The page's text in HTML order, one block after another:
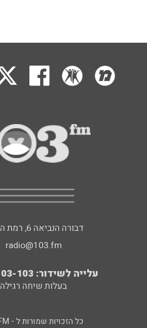
דבורה הנביאה 6, רמת השרון
radio@103.fm
עלייה לשידור: 0552-103-103
בעלות שיחה רגילה
כל הזכויות שמורות ל - 103FM